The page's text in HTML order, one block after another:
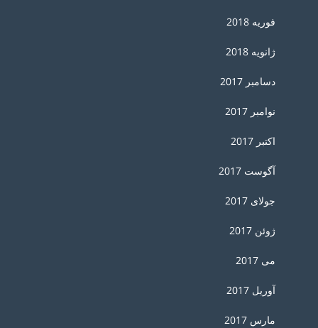
فوریه 2018
ژانویه 2018
دسامبر 2017
نوامبر 2017
اکتبر 2017
آگوست 2017
جولای 2017
ژوئن 2017
می 2017
آوریل 2017
مارس 2017